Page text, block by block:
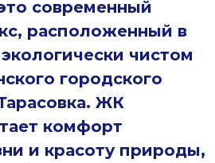
современный
расположенный в
чистом
городского
ЖК
комфорт
и красоту природы,